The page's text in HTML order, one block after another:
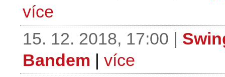
více
15. 12. 2018, 17:00 |
Bandem | více